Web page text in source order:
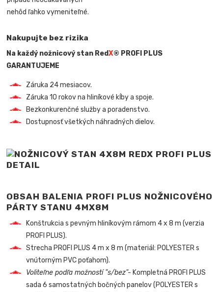
nehôd ľahko vymeniteľné.
Nakupujte bez rizika
Na každý nožnicový stan RedX® PROFI PLUS
GARANTUJEME
Záruka 24 mesiacov.
Záruka 10 rokov na hliníkové kĺby a spoje.
Bezkonkurenčné služby a poradenstvo.
Dostupnosť všetkých náhradných dielov.
OBSAH BALENIA PROFI PLUS NOŽNICOVÉHO
PÁRTY STANU 4MX8M
Konštrukcia s pevným hliníkovým rámom 4 x 8 m (verzia
PROFI PLUS).
Strecha PROFI PLUS 4 m x 8 m (materiál: POLYESTER s
vnútorným PVC poťahom).
Voliteľne podľa možností "s/bez"- Kompletná PROFI PLUS
sada 6 samostatných bočných panelov (POLYESTER s